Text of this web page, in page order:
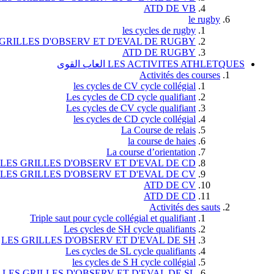
ATD DE VB
le rugby
les cycles de rugby
D'OBSERV ET D'EVAL DE RUGBY
ATD DE RUGBY
LES ACTIVITES ATHLETQUES العاب القوى
Activités des courses
les cycles de CV cycle collégial
Les cycles de CD cycle qualifiant
Les cycles de CV cycle qualifiant
les cycles de CD cycle collégial
La Course de relais
la course de haies
La course d’orientation
LES GRILLES D'OBSERV ET D'EVAL DE CD
LES GRILLES D'OBSERV ET D'EVAL DE CV
ATD DE CV
ATD DE CD
Activités des sauts
Triple saut pour cycle collégial et qualifiant
Les cycles de SH cycle qualifiants
LES GRILLES D'OBSERV ET D'EVAL DE SH
Les cycles de SL cycle qualifiants
les cycles de S H cycle collégial